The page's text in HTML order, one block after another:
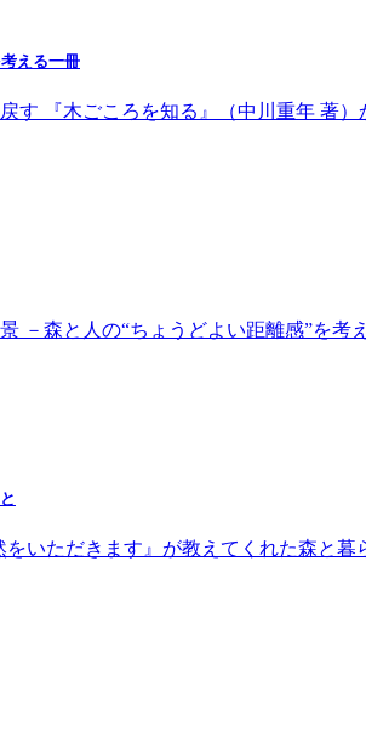
える一冊
す 『木ごころを知る』（中川重年
－森と人の“ちょうどよい距離感”を
いただきます』が教えてくれた森と